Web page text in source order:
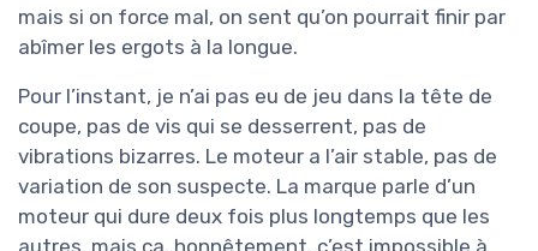
mais si on force mal, on sent qu’on pourrait finir par
abîmer les ergots à la longue.
Pour l’instant, je n’ai pas eu de jeu dans la tête de
coupe, pas de vis qui se desserrent, pas de
vibrations bizarres. Le moteur a l’air stable, pas de
variation de son suspecte. La marque parle d’un
moteur qui dure deux fois plus longtemps que les
autres, mais ça, honnêtement, c’est impossible à